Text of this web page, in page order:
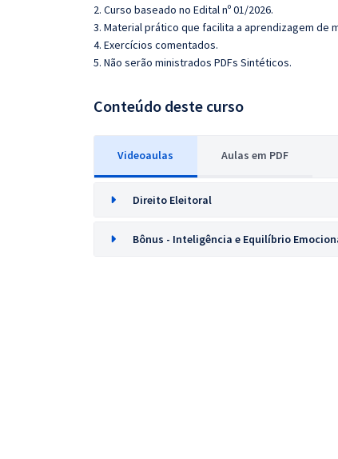
2. Curso baseado no Edital nº 01/2026.
3. Material prático que facilita a aprendizagem de
4. Exercícios comentados.
5. Não serão ministrados PDFs Sintéticos.
Conteúdo deste curso
Videoaulas Aulas em PDF
Direito Eleitoral
Bônus - Inteligência e Equilíbrio